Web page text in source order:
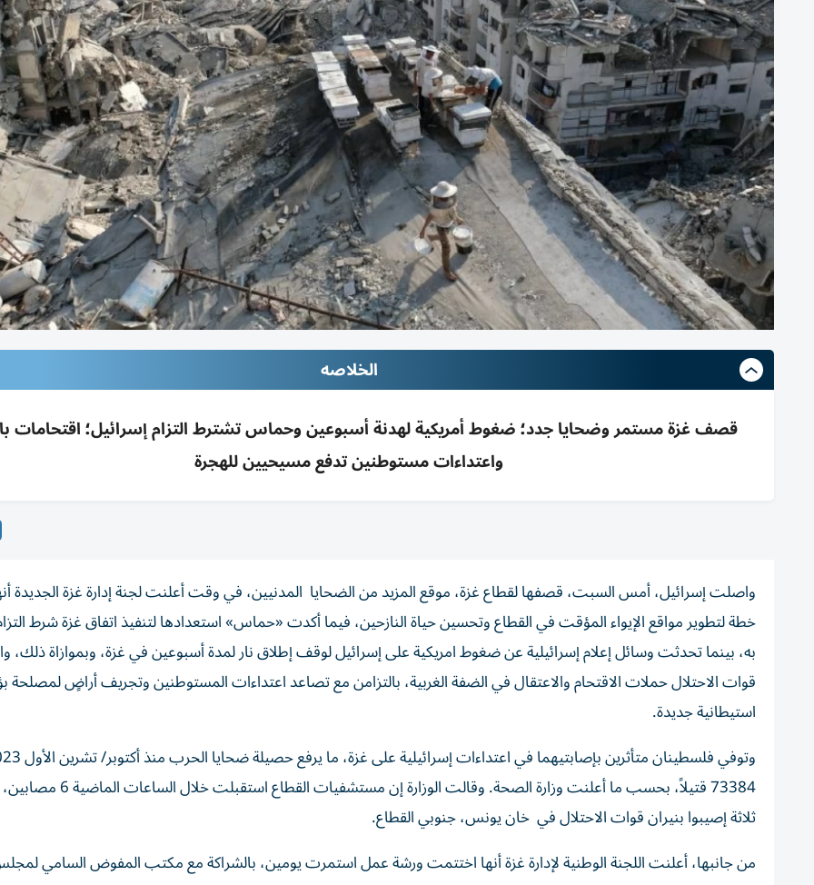
الخلاصه
قصف غزة مستمر وضحايا جدد؛ ضغوط أمريكية لهدنة أسبوعين وحماس تشترط التزام إسرائيل؛ اقتحامات
واعتداءات مستوطنين تدفع مسيحيين للهجرة
واصلت إسرائيل، أمس السبت، قصفها لقطاع غزة، موقع المزيد من الضحايا المدنيين، في وقت أعلنت لجنة إدارة غزة الجديدة
خطة لتطوير مواقع الإيواء المؤقت في القطاع وتحسين حياة النازحين، فيما أكدت «حماس» استعدادها لتنفيذ اتفاق غزة شرط
به، بينما تحدثت وسائل إعلام إسرائيلية عن ضغوط امريكية على إسرائيل لوقف إطلاق نار لمدة أسبوعين في غزة، وبموازاة
قوات الاحتلال حملات الاقتحام والاعتقال في الضفة الغربية، بالتزامن مع تصاعد اعتداءات المستوطنين وتجريف أراضٍ لمصلحة
استيطانية جديدة.
73384 قتيلاً، بحسب ما أعلنت وزارة الصحة. وقالت الوزارة إن
ثلاثة إصيبوا بنيران قوات الاحتلال في خان يونس، جنوبي القطاع.
من جانبها، أعلنت اللجنة الوطنية لإدارة غزة أنها اختتمت ورشة عمل استمرت يومين، بالشراكة مع مكتب المفوض السامي